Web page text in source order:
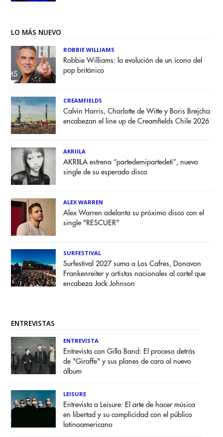
LO MÁS NUEVO
ROBBIE WILLIAMS
Robbie Williams: la evolución de un ícono del
pop británico
CREAMFIELDS
Calvin Harris, Charlotte de Witte y Boris Brejcha
encabezan el line up de Creamfields Chile 2026
AKRIILA
AKRIILA estrena “partedemipartedeti”, nuevo
single de su esperado disco
ALEX WARREN
Alex Warren adelanta su próximo disco con el
single "RESCUER"
SURFESTIVAL
Surfestival 2027 suma a Los Cafres, Donavon
Frankenreiter y artistas nacionales al cartel que
encabeza Jack Johnson
ENTREVISTAS
ENTREVISTA
Entrevista con Gilla Band: El proceso detrás
de "Giraffe" y sus planes de cara al nuevo
álbum
LEISURE
Entrevista a Leisure: El arte de hacer música
en libertad y su complicidad con el público
latinoamericano